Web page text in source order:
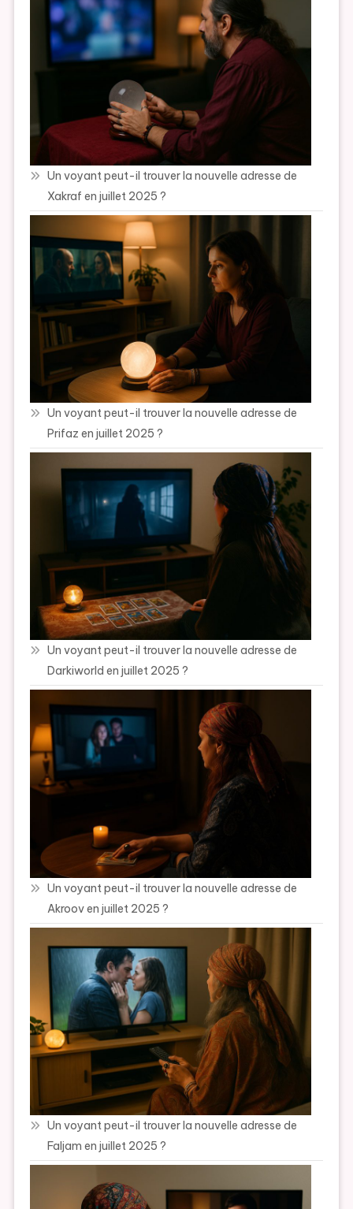
Un voyant peut-il trouver la nouvelle adresse de
Xakraf en juillet 2025 ?
Un voyant peut-il trouver la nouvelle adresse de
Prifaz en juillet 2025 ?
Un voyant peut-il trouver la nouvelle adresse de
Darkiworld en juillet 2025 ?
Un voyant peut-il trouver la nouvelle adresse de
Akroov en juillet 2025 ?
Un voyant peut-il trouver la nouvelle adresse de
Faljam en juillet 2025 ?